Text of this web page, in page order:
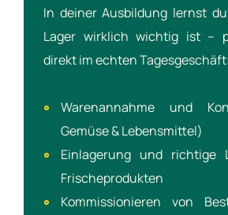
In deiner Ausbildung lernst
Lager wirklich wichtig ist –
direkt im echten
Warenannahme und
Gemüse & Lebensmittel)
Einlagerung und richtige
Frischeprodukten
Kommissionieren von